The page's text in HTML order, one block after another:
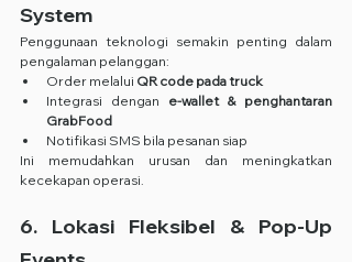
System
Penggunaan teknologi semakin penting dalam
pengalaman pelanggan:
Order melalui QR code pada truck
Integrasi dengan e-wallet & penghantaran
GrabFood
Notifikasi SMS bila pesanan siap
Ini memudahkan urusan dan meningkatkan
kecekapan operasi.
6. Lokasi Fleksibel & Pop-Up